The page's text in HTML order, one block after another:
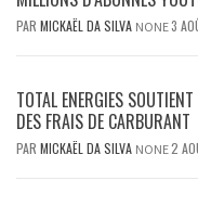
PAR MICKAËL DA SILVA NONE3
TOTAL ENERGIES
DES FRAIS DE CARBURANT
PAR MICKAËL DA SILVA NONE2